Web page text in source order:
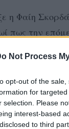
Not Process
opt-out of the
for
selection. Please
interest-based
to third
η Φαίη
πως την
Πετράκος.
έκανε ο
και
να πει πως
γενικώς.